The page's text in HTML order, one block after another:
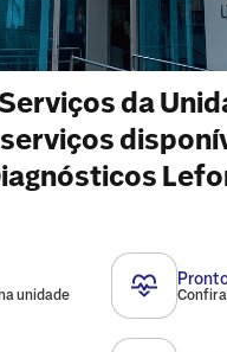
da
unidade